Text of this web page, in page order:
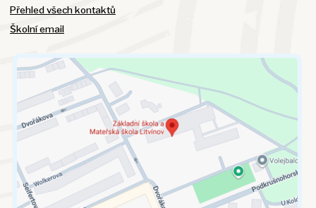
Přehled všech kontaktů
Školní email